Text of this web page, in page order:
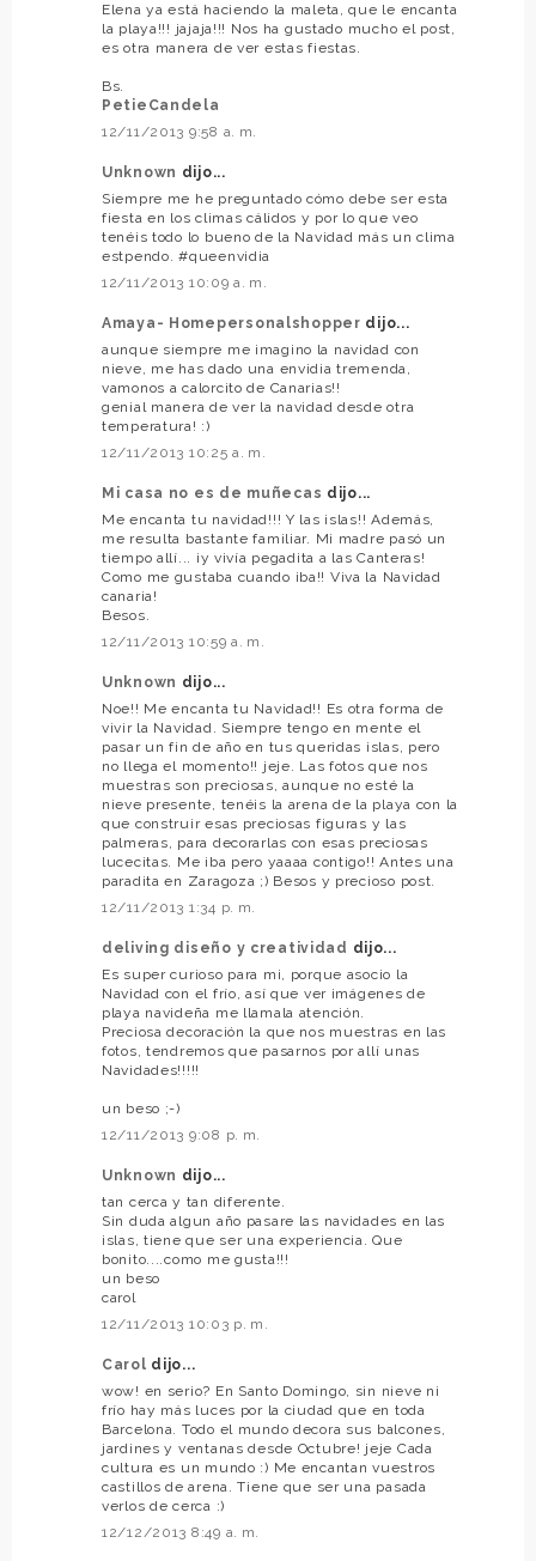
Elena ya está haciendo la maleta, que le encanta
la playa!!! jajaja!!! Nos ha gustado mucho el post,
es otra manera de ver estas fiestas.
Bs.
PetieCandela
12/11/2013 9:58 a. m.
Unknown dijo...
Siempre me he preguntado cómo debe ser esta
fiesta en los climas cálidos y por lo que veo
tenéis todo lo bueno de la Navidad más un clima
estpendo. #queenvidia
12/11/2013 10:09 a. m.
Amaya- Homepersonalshopper dijo...
aunque siempre me imagino la navidad con
nieve, me has dado una envidia tremenda,
vamonos a calorcito de Canarias!!
genial manera de ver la navidad desde otra
temperatura! :)
12/11/2013 10:25 a. m.
Mi casa no es de muñecas dijo...
Me encanta tu navidad!!! Y las islas!! Además,
me resulta bastante familiar. Mi madre pasó un
tiempo allí... ¡y vivía pegadita a las Canteras!
Como me gustaba cuando iba!! Viva la Navidad
canaria!
Besos.
12/11/2013 10:59 a. m.
Unknown dijo...
Noe!! Me encanta tu Navidad!! Es otra forma de
vivir la Navidad. Siempre tengo en mente el
pasar un fin de año en tus queridas islas, pero
no llega el momento!! jeje. Las fotos que nos
muestras son preciosas, aunque no esté la
nieve presente, tenéis la arena de la playa con la
que construir esas preciosas figuras y las
palmeras, para decorarlas con esas preciosas
lucecitas. Me iba pero yaaaa contigo!! Antes una
paradita en Zaragoza ;) Besos y precioso post.
12/11/2013 1:34 p. m.
deliving diseño y creatividad dijo...
Es super curioso para mi, porque asocio la
Navidad con el frío, así que ver imágenes de
playa navideña me llamala atención.
Preciosa decoración la que nos muestras en las
fotos, tendremos que pasarnos por allí unas
Navidades!!!!!
un beso ;-)
12/11/2013 9:08 p. m.
Unknown dijo...
tan cerca y tan diferente.
Sin duda algun año pasare las navidades en las
islas, tiene que ser una experiencia. Que
bonito....como me gusta!!!
un beso
carol
12/11/2013 10:03 p. m.
Carol dijo...
wow! en serio? En Santo Domingo, sin nieve ni
frío hay más luces por la ciudad que en toda
Barcelona. Todo el mundo decora sus balcones,
jardines y ventanas desde Octubre! jeje Cada
cultura es un mundo :) Me encantan vuestros
castillos de arena. Tiene que ser una pasada
verlos de cerca :)
12/12/2013 8:49 a. m.